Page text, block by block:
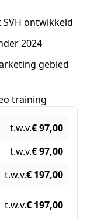
ontwikkeld
2024
gebied
training
t.w.v.€ 97,00
t.w.v.€ 97,00
t.w.v.€ 197,00
t.w.v.€ 197,00